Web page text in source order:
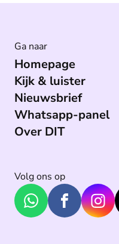
Ga naar
Homepage
Kijk & luister
Nieuwsbrief
Whatsapp-panel
Over DIT
Volg ons op